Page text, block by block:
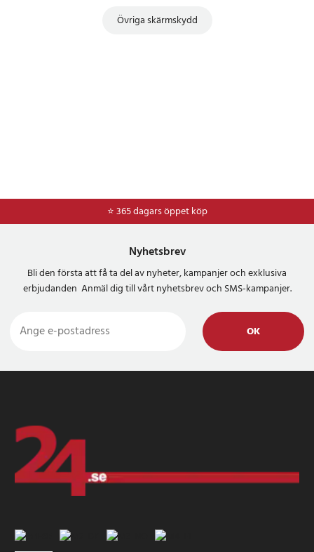
Övriga skärmskydd
⭐ 365 dagars öppet köp
⭐Frakt 49kr *
Nyhetsbrev
Bli den första att få ta del av nyheter, kampanjer och exklusiva
erbjudanden Anmäl dig till vårt nyhetsbrev och SMS-kampanjer.
OK